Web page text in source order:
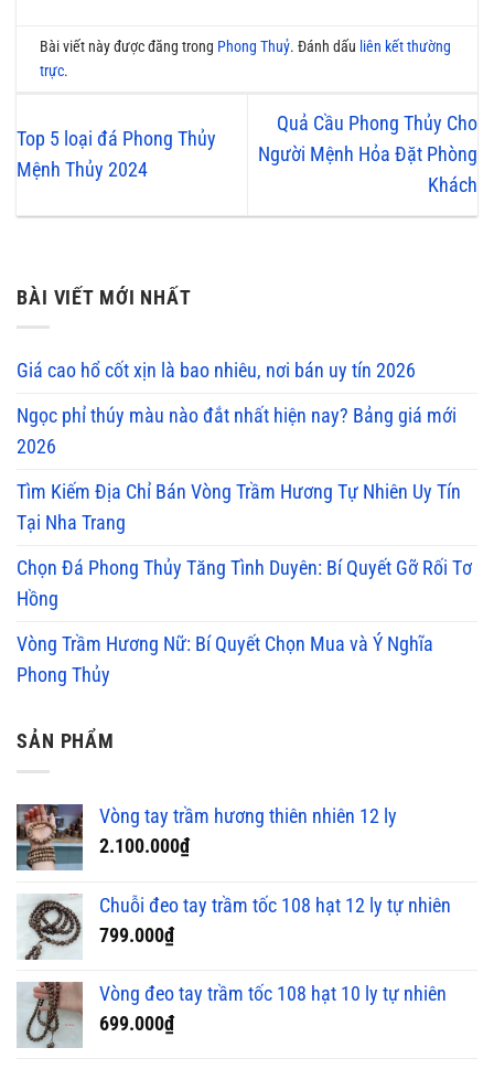
Bài viết này được đăng trong Phong Thuỷ. Đánh dấu liên kết thường
trực.
Top 5 loại đá Phong Thủy
Mệnh Thủy 2024
Quả Cầu Phong Thủy Cho
Người Mệnh Hỏa Đặt Phòng
Khách
BÀI VIẾT MỚI NHẤT
Giá cao hổ cốt xịn là bao nhiêu, nơi bán uy tín 2026
Ngọc phỉ thúy màu nào đắt nhất hiện nay? Bảng giá mới
2026
Tìm Kiếm Địa Chỉ Bán Vòng Trầm Hương Tự Nhiên Uy Tín
Tại Nha Trang
Chọn Đá Phong Thủy Tăng Tình Duyên: Bí Quyết Gỡ Rối Tơ
Hồng
Vòng Trầm Hương Nữ: Bí Quyết Chọn Mua và Ý Nghĩa
Phong Thủy
SẢN PHẨM
Vòng tay trầm hương thiên nhiên 12 ly
2.100.000₫
Chuỗi đeo tay trầm tốc 108 hạt 12 ly tự nhiên
799.000₫
Vòng đeo tay trầm tốc 108 hạt 10 ly tự nhiên
699.000₫